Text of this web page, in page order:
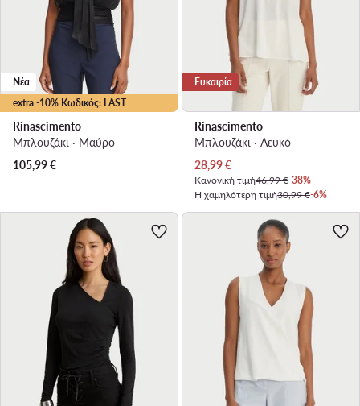
extra -10% Κωδικός: LAST
Νέα
Rinascimento
Μπλουζάκι · Μαύρο
105,99€
Ευκαιρία
Rinascimento
Μπλουζάκι · Λευκό
Τρέχουσα τιμή
28,99€
Κανονική τιμή46,99 €-38%
Η χαμηλότερη τιμή30,99 €-6%